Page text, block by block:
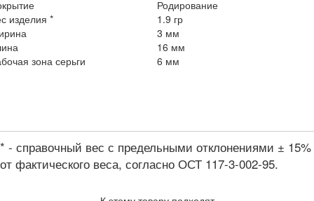
Родирование
изделия *
1.9 гр
3 мм
16 мм
зона серьги
6 мм
* - справочный вес с предельными отклонениями ± 15%
от фактического веса, согласно ОСТ 117-3-002-95.